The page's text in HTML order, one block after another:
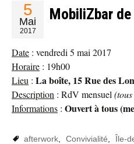
5
Mai
2017
MobiliZbar
Date : vendredi 5 mai 2017
Horaire : 19h00
Lieu : La boîte, 15 Rue des
Description : RdV mensuel
Informations : Ouvert à tous
afterwork Convivialité Île-